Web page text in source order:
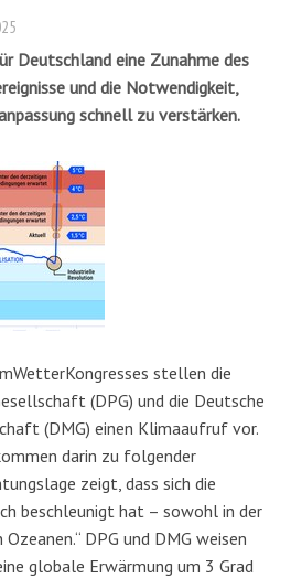
Deutschland eine Zunahme des
und die Notwendigkeit,
schnell zu verstärken.
stellen die
(DPG) und die Deutsche
(DMG) einen Klimaaufruf vor.
darin zu folgender
zeigt, dass sich die
beschleunigt hat – sowohl in der
DPG und DMG weisen
globale Erwärmung um 3 Grad